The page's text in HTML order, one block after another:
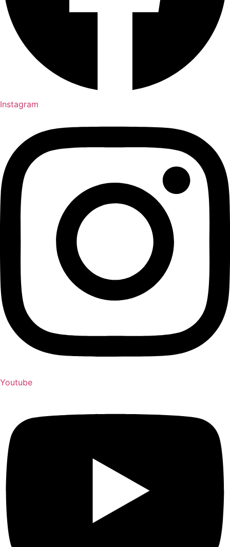
Instagram
Youtube